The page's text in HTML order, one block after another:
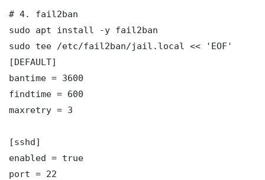
# 4. fail2ban
sudo apt install -y fail2ban
sudo tee /etc/fail2ban/jail.local << 'EOF'
[DEFAULT]
bantime = 3600
findtime = 600
maxretry = 3
[sshd]
enabled = true
port = 22